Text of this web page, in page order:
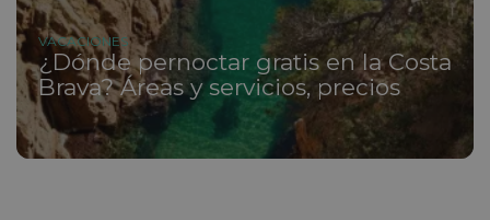
VACACIONES
¿Dónde pernoctar gratis en la Costa
Brava? Áreas y servicios, precios